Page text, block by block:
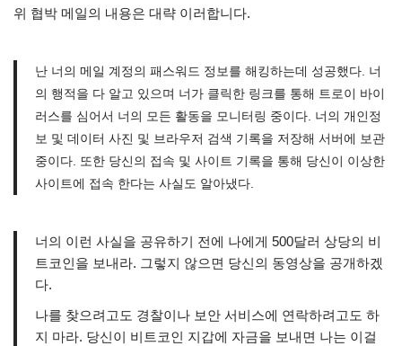
위 협박 메일의 내용은 대략 이러합니다.
난 너의 메일 계정의 패스워드 정보를 해킹하는데 성공했다. 너
의 행적을 다 알고 있으며 너가 클릭한 링크를 통해 트로이 바이
러스를 심어서 너의 모든 활동을 모니터링 중이다. 너의 개인정
보 및 데이터 사진 및 브라우저 검색 기록을 저장해 서버에 보관
중이다. 또한 당신의 접속 및 사이트 기록을 통해 당신이 이상한
사이트에 접속 한다는 사실도 알아냈다.
너의 이런 사실을 공유하기 전에 나에게 500달러 상당의 비
트코인을 보내라. 그렇지 않으면 당신의 동영상을 공개하겠
다.
나를 찾으려고도 경찰이나 보안 서비스에 연락하려고도 하
지 마라. 당신이 비트코인 지갑에 자금을 보내면 나는 이걸